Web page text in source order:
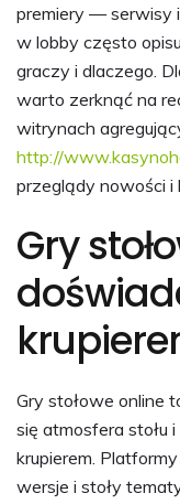
premiery — serwisy
w lobby często
graczy i dlaczego.
warto zerknąć na
witrynach
http://
przeglądy nowości
Gry
Gry stołowe online
się atmosfera stołu
krupierem.
wersje i stoły